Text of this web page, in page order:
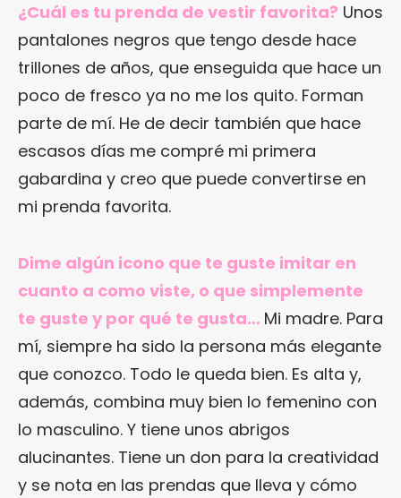
¿Cuál es tu prenda de vestir favorita? Unos
pantalones negros que tengo desde hace
trillones de años, que enseguida que hace un
poco de fresco ya no me los quito. Forman
parte de mí. He de decir también que hace
escasos días me compré mi primera
gabardina y creo que puede convertirse en
mi prenda favorita.
Dime algún icono que te guste imitar en
cuanto a como viste, o que simplemente
te guste y por qué te gusta… Mi madre. Para
mí, siempre ha sido la persona más elegante
que conozco. Todo le queda bien. Es alta y,
además, combina muy bien lo femenino con
lo masculino. Y tiene unos abrigos
alucinantes. Tiene un don para la creatividad
y se nota en las prendas que lleva y cómo